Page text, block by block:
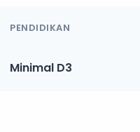
PENDIDIKAN
Minimal D3